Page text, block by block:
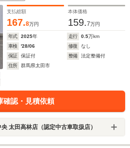
支払総額
167.8万円
本体価格
159.7万円
年式 2025年 走行 0.5万km
車検
'28/06 修復
なし
保証
保証付 整備
法定整備付
住所
群馬県太田市
確認・見積依頼
太田高林店（認定中古車取扱店）